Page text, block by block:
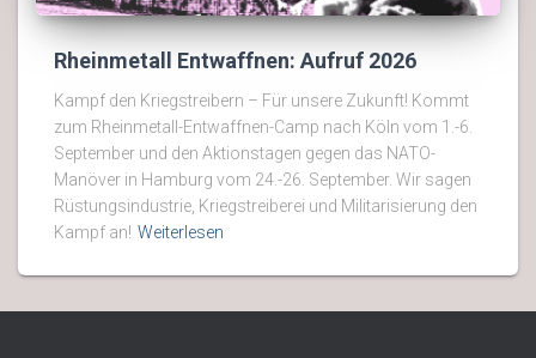
Rheinmetall Entwaffnen: Aufruf 2026
Kampf den Kriegstreibern – Für unsere Zukunft! Kommt
zum Rheinmetall-Entwaffnen-Camp nach Köln vom 1.-6.
September und den Aktionstagen gegen das NATO-
Manöver in Hamburg vom 24.-26. September. Wir sagen
Rüstungsindustrie, Kriegstreiberei und Militarisierung den
Kampf an! Weiterlesen